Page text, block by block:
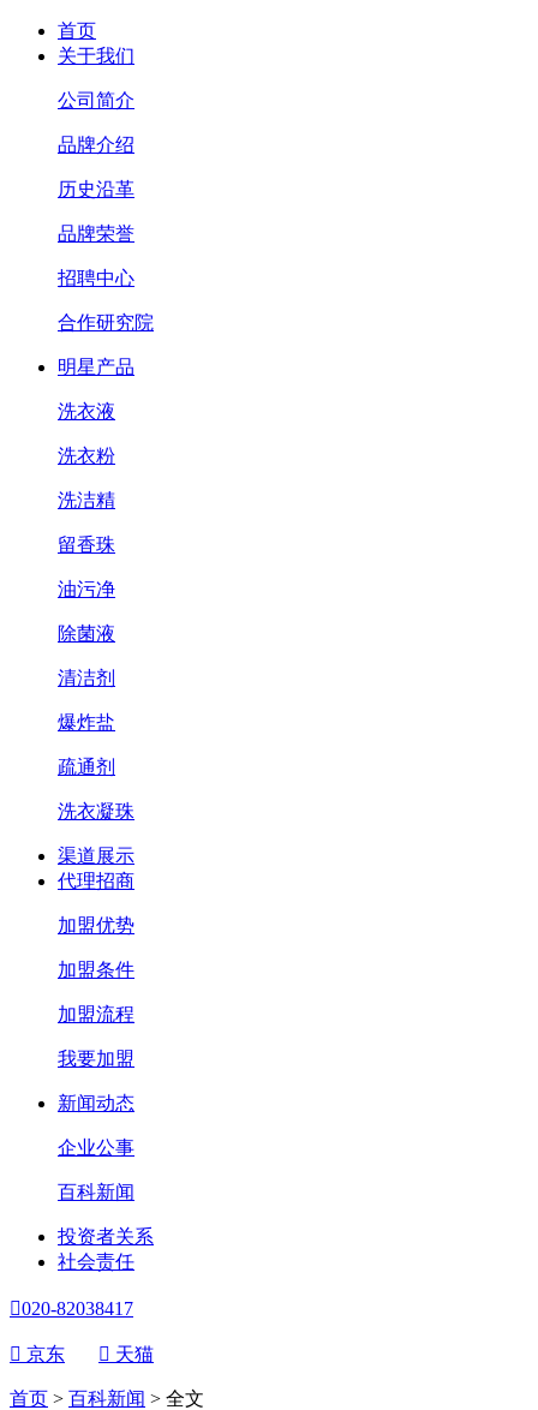
首页
关于我们
公司简介
品牌介绍
历史沿革
品牌荣誉
招聘中心
合作研究院
明星产品
洗衣液
洗衣粉
洗洁精
留香珠
油污净
除菌液
清洁剂
爆炸盐
疏通剂
洗衣凝珠
渠道展示
代理招商
加盟优势
加盟条件
加盟流程
我要加盟
新闻动态
企业公事
百科新闻
投资者关系
社会责任
020-82038417
 京东  天猫
首页 > 百科新闻 > 全文